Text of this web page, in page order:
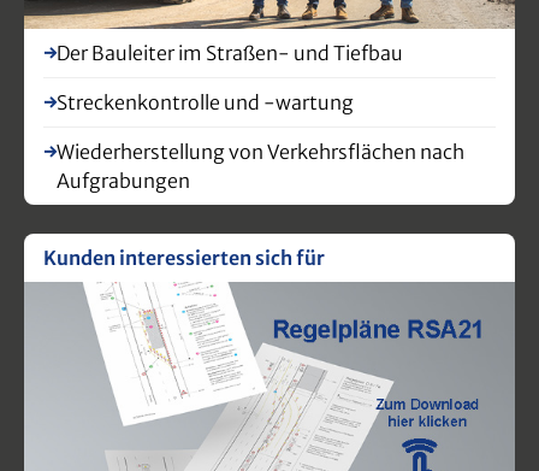
Der Bauleiter im Straßen- und Tiefbau
Streckenkontrolle und -wartung
Wiederherstellung von Verkehrsflächen nach
Aufgrabungen
Kunden interessierten sich für